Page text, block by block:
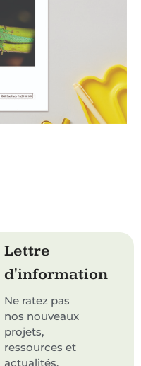
Lettre
d'information
Ne ratez pas
nos nouveaux
projets,
ressources et
actualités.